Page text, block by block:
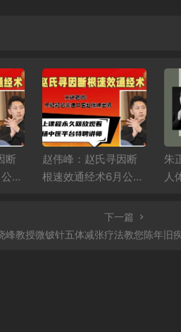
断
益
赵伟峰：赵氏寻因断
根速效通经术6月公益
朱
人
下一篇
教授微铍针五体减张疗法教您陈年旧疾如何辩证取穴